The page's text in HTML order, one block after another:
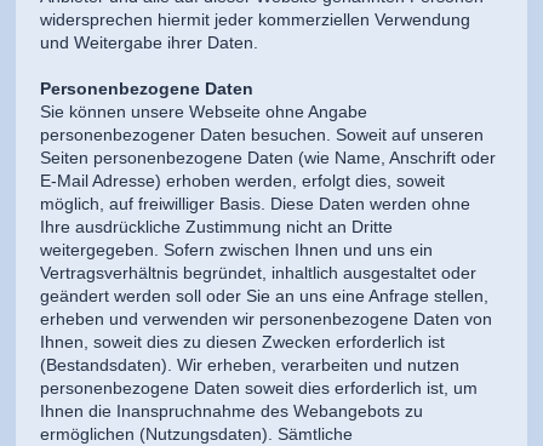
widersprechen hiermit jeder kommerziellen Verwendung
und Weitergabe ihrer Daten.
Personenbezogene Daten
Sie können unsere Webseite ohne Angabe
personenbezogener Daten besuchen. Soweit auf unseren
Seiten personenbezogene Daten (wie Name, Anschrift oder
E-Mail Adresse) erhoben werden, erfolgt dies, soweit
möglich, auf freiwilliger Basis. Diese Daten werden ohne
Ihre ausdrückliche Zustimmung nicht an Dritte
weitergegeben. Sofern zwischen Ihnen und uns ein
Vertragsverhältnis begründet, inhaltlich ausgestaltet oder
geändert werden soll oder Sie an uns eine Anfrage stellen,
erheben und verwenden wir personenbezogene Daten von
Ihnen, soweit dies zu diesen Zwecken erforderlich ist
(Bestandsdaten). Wir erheben, verarbeiten und nutzen
personenbezogene Daten soweit dies erforderlich ist, um
Ihnen die Inanspruchnahme des Webangebots zu
ermöglichen (Nutzungsdaten). Sämtliche